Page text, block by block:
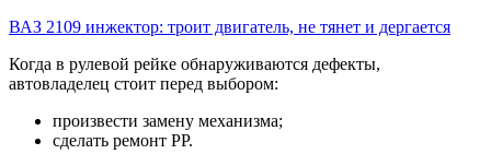
ВАЗ 2109 инжектор: троит двигатель, не тянет и дергается
Когда в рулевой рейке обнаруживаются дефекты,
автовладелец стоит перед выбором:
произвести замену механизма;
сделать ремонт РР.